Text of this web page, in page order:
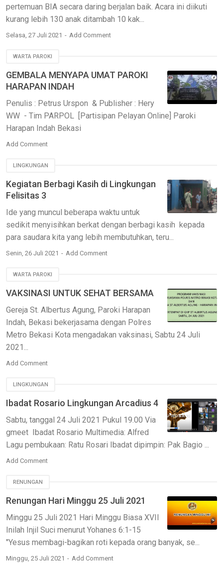
pertemuan BIA secara daring berjalan baik. Acara ini diikuti
kurang lebih 130 anak ditambah 10 kak...
Selasa, 27 Juli 2021 Add Comment
WARTA PAROKI
GEMBALA MENYAPA UMAT PAROKI
HARAPAN INDAH
Penulis : Petrus Urspon & Publisher : Hery
WW - Tim PARPOL [Partisipan Pelayan Online] Paroki
Harapan Indah Bekasi
Add Comment
LINGKUNGAN
Kegiatan Berbagi Kasih di Lingkungan
Felisitas 3
Ide yang muncul beberapa waktu untuk
sedikit menyisihkan berkat dengan berbagi kasih kepada
para saudara kita yang lebih membutuhkan, teru...
Senin, 26 Juli 2021 Add Comment
WARTA PAROKI
VAKSINASI UNTUK SEHAT BERSAMA
Gereja St. Albertus Agung, Paroki Harapan
Indah, Bekasi bekerjasama dengan Polres
Metro Bekasi Kota mengadakan vaksinasi, Sabtu 24 Juli
2021...
Add Comment
LINGKUNGAN
Ibadat Rosario Lingkungan Arcadius 4
Sabtu, tanggal 24 Juli 2021 Pukul 19.00 Via
gmeet Ibadat Rosario Multimedia: Alfred
Lagu pembukaan: Ratu Rosari Ibadat dipimpin: Pak Bagio ...
Add Comment
RENUNGAN
Renungan Hari Minggu 25 Juli 2021
Minggu 25 Juli 2021 Hari Minggu Biasa XVII
Inilah Injil Suci menurut Yohanes 6:1-15
"Yesus membagi-bagikan roti kepada orang banyak, se...
Minggu, 25 Juli 2021 Add Comment